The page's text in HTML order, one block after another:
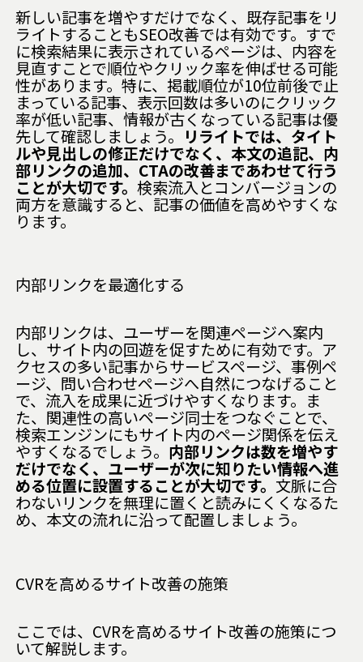
新しい記事を増やすだけでなく、既存記事をリ
ライトすることもSEO改善では有効です。すで
に検索結果に表示されているページは、内容を
見直すことで順位やクリック率を伸ばせる可能
性があります。特に、掲載順位が10位前後で止
まっている記事、表示回数は多いのにクリック
率が低い記事、情報が古くなっている記事は優
先して確認しましょう。 リライトでは、タイト
ルや見出しの修正だけでなく、本文の追記、内
部リンクの追加、CTAの改善まであわせて行う
ことが大切です。検索流入とコンバージョンの
両方を意識すると、記事の価値を高めやすくな
ります。
内部リンクを最適化する
内部リンクは、ユーザーを関連ページへ案内
し、サイト内の回遊を促すために有効です。ア
クセスの多い記事からサービスページ、事例ペ
ージ、問い合わせページへ自然につなげること
で、流入を成果に近づけやすくなります。ま
た、関連性の高いページ同士をつなぐことで、
検索エンジンにもサイト内のページ関係を伝え
やすくなるでしょう。 内部リンクは数を増やす
だけでなく、ユーザーが次に知りたい情報へ進
める位置に設置することが大切です。 文脈に合
わないリンクを無理に置くと読みにくくなるた
め、本文の流れに沿って配置しましょう。
CVRを高めるサイト改善の施策
ここでは、CVRを高めるサイト改善の施策につ
いて解説します。